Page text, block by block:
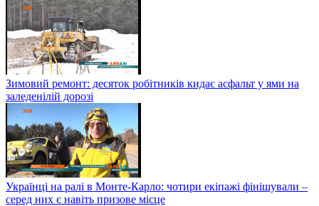
Зимовий ремонт: десяток робітників кидає асфальт у ями на
заледенілій дорозі
Українці на ралі в Монте-Карло: чотири екіпажі фінішували –
серед них є навіть призове місце